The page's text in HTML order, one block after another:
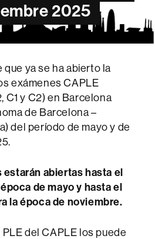
2025
que ya se ha abierto la
exámenes CAPLE
C1 y C2) en Barcelona
de Barcelona –
del período de mayo y de
abiertas hasta el
de mayo y hasta el
la época de noviembre.
del CAPLE los puede